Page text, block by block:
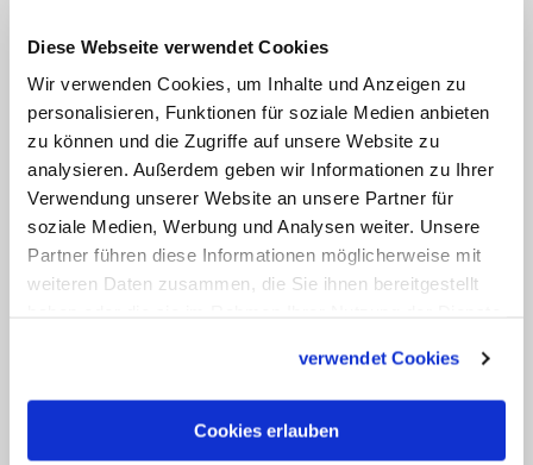
Diese Webseite verwendet Cookies
Wir verwenden Cookies, um Inhalte und Anzeigen zu
personalisieren, Funktionen für soziale Medien anbieten
zu können und die Zugriffe auf unsere Website zu
analysieren. Außerdem geben wir Informationen zu Ihrer
Verwendung unserer Website an unsere Partner für
soziale Medien, Werbung und Analysen weiter. Unsere
Partner führen diese Informationen möglicherweise mit
weiteren Daten zusammen, die Sie ihnen bereitgestellt
verwendet Cookies
Cookies erlauben
theologische Positionen und individuelle
pastorale Lösungen als einen Gegensatz
zu sehen. Beide bildeten vielmehr die
sich ergänzenden Brennpunkte einer
Ellipse. (KNA)
Themenseite: Familiensynode
Bischofssynode unter dem Thema "Die Berufung
heute" zusammen. Die Themenseite bündelt die
Berichterstattung von katholisch.de zur Synode.